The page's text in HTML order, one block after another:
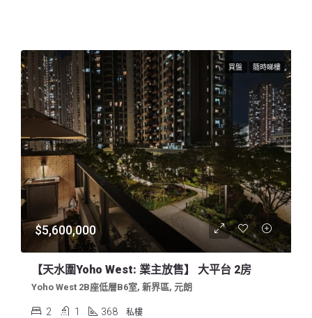
買盤 隨時睇樓
$5,600,000
【天水圍Yoho West: 業主放售】 大平台 2房
Yoho West 2B座低層B6室, 新界區, 元朗
2 1 368 私樓